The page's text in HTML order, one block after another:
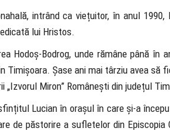
intrând ca viețuitor, în anul 1990,
lui Hristos.
Hodoș-Bodrog, unde rămâne până în
Șase ani mai târziu avea să
Miron” Românești din județul
Lucian în orașul în care și-a
de păstorire a sufletelor din Episcopia